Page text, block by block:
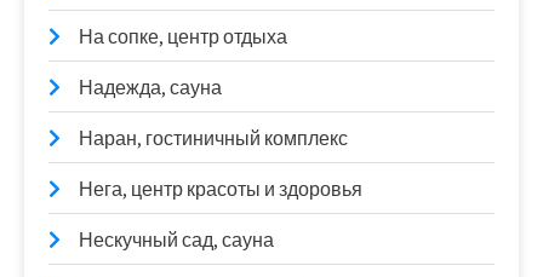
На сопке, центр отдыха
Надежда, сауна
Наран, гостиничный комплекс
Нега, центр красоты и здоровья
Нескучный сад, сауна